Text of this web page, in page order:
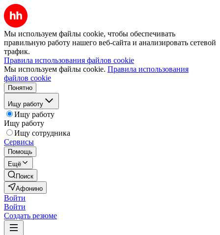
Мы используем файлы cookie, чтобы обеспечивать
правильную работу нашего веб-сайта и анализировать сетевой
трафик.
Правила использования файлов cookie
Мы используем файлы cookie. Правила использования
файлов cookie
Понятно
Ищу работу
Ищу работу
Ищу работу
Ищу сотрудника
Сервисы
Помощь
Ещё
Поиск
Афонино
Войти
Войти
Создать резюме